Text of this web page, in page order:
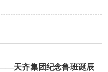
天齐集团纪念鲁班诞辰